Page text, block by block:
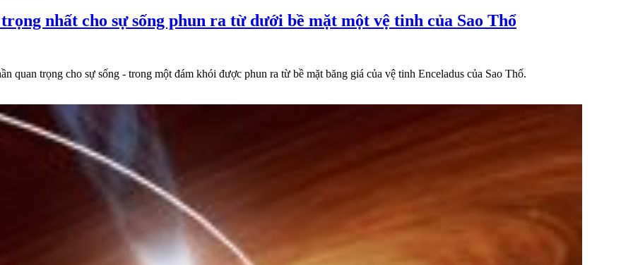
nhất cho sự sống phun ra từ dưới bề mặt một vệ tinh của Sao Thổ
quan trọng cho sự sống - trong một đám khói được phun ra từ bề mặt băng giá của vệ tinh Enceladus của Sao Thổ.